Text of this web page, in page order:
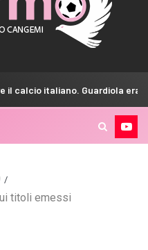
Guardiola era tentato”
titoli emessi